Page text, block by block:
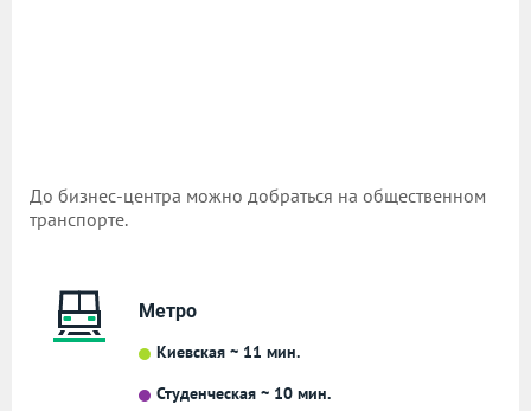
До бизнес-центра можно добраться на общественном
транспорте.
Метро
Киевская ~ 11 мин.
Студенческая ~ 10 мин.